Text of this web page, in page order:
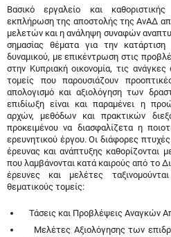
Βασικό εργαλείο και
εκπλήρωση της αποστολής της ΑνΑΔ
μελετών και η ανάληψη συναφών
σημασίας θέματα για την
δυναμικού, με επικέντρωση στις
στην Κυπριακή οικονομία, τις
τομείς που παρουσιάζουν
απολογισμό και αξιολόγηση των
επιδίωξη είναι και παραμένει η
αρχών, μεθόδων και πρακτικών
προκειμένου να διασφαλίζετα η
ερευνητικού έργου. Οι διάφορες
έρευνας και ανάπτυξης καθορίζονται
που λαμβάνονται κατά καιρούς από το
έρευνες και μελέτες
θεματικούς τομείς:
Τάσεις και Προβλέψεις Αναγκών
Μελέτες Αξιολόγησης των